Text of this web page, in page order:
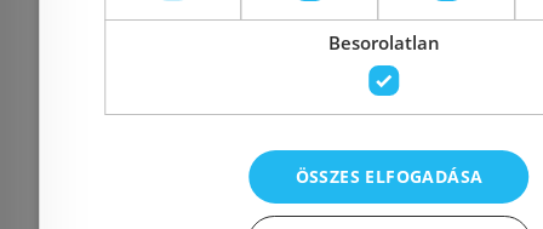
Besorolatlan
ÖSSZES ELFOGADÁSA